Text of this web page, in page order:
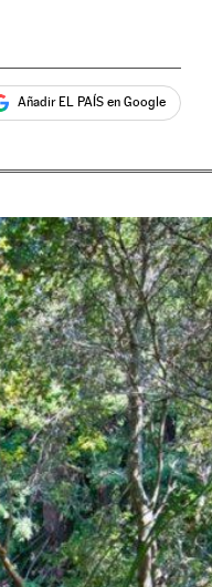
Añadir EL PAÍS en Google